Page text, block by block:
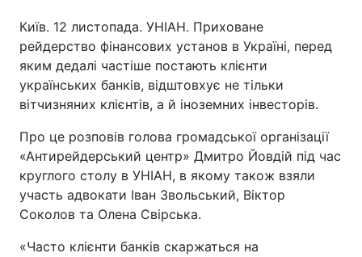
Спорт Наука
Техно і зв'язок Лайт
Зброя Інциденти
Здоров'я Туризм
Цікавинки Погода
Київ. 12 листопада. УНІАН. Приховане
рейдерство фінансових установ в Україні, перед
яким дедалі частіше постають клієнти
українських банків, відштовхує не тільки
вітчизняних клієнтів, а й іноземних інвесторів.
Про це розповів голова громадської організації
«Антирейдерський центр» Дмитро Йовдій під час
круглого столу в УНІАН, в якому також взяли
участь адвокати Іван Звольський, Віктор
Соколов та Олена Свірська.
«Часто клієнти банків скаржаться на